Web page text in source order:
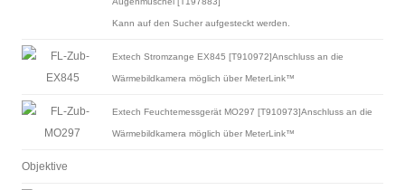
Kann auf den Sucher aufgesteckt werden.
Extech Stromzange EX845 [T910972]Anschluss an die
Wärmebildkamera möglich über MeterLink™
Extech Feuchtemessgerät MO297 [T910973]Anschluss an die
Wärmebildkamera möglich über MeterLink™
Objektive